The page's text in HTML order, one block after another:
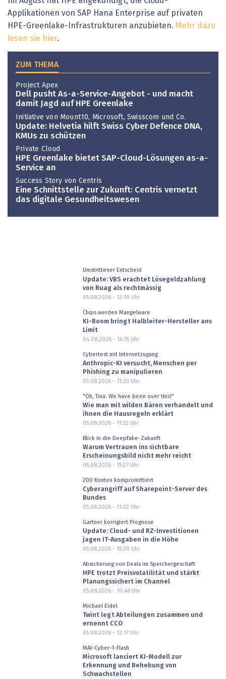
Applikationen von SAP Hana Enterprise auf privaten
HPE-Greenlake-Infrastrukturen anzubieten. Mehr dazu
lesen sie hier.
ZUM THEMA
Project Apex
Dell pusht As-a-Service-Angebot - und macht
damit Jagd auf HPE Greenlake
Initiative von Mount10, Microsoft, Swisscom und Co.
Update: Helvetia hilft Swiss Cyber Defence DNA,
KMUs zu schützen
Private Cloud
HPE Greenlake bietet SAP-Cloud-Lösungen as-a-
Service an
Success Story von Centris
Eine Schnittstelle zur Zukunft: Centris vernetzt
das digitale Gesundheitswesen
Umstrittener Entscheid
Update: VBS erachtet Lösegeldzahlung
von Ruag als rechtmässig
05.08.2026 - 12:19 Uhr
Chips werden Mangelware
KI-Boom bringt Halbleiter-Hersteller ans
Limit
04.08.2026 - 16:55Uhr
Cybertest mit Internetzugang
Anthropic-KI versucht, Menschen per
Phishing zu manipulieren
05.08.2026 - 11:33 Uhr
"Oh, Tina. We have been over this!"
Wie man mit wilden Bären verhandelt und
ihnen die Hausregeln erklärt
05.08.2026 - 11:52 Uhr
Blick in die Deepfake-Zukunft
Warum Vertrauen ins sichtbare
Erscheinungsbild nicht mehr reicht
05.08.2026 - 15:27Uhr
200 Konten kompromittiert
Cyberangriff auf Sharepoint-Server des
Bundes
05.08.2026 - 11:22 Uhr
Gartner korrigiert Prognose
Update: Cloud- und RZ-Investitionen
jagen IT-Ausgaben in die Höhe
05.08.2026 - 15:39 Uhr
Absicherung von Deals im Speichergeschäft
HPE trotzt Preisvolatilität und stärkt
Planungssichert im Channel
05.08.2026 - 10:48Uhr
Michael Eidel
Twint legt Abteilungen zusammen und
ernennt CCO
05.08.2026 - 12:17Uhr
MAI-Cyber-1-Flash
Microsoft lanciert KI-Modell zur
Erkennung und Behebung von
Schwachstellen